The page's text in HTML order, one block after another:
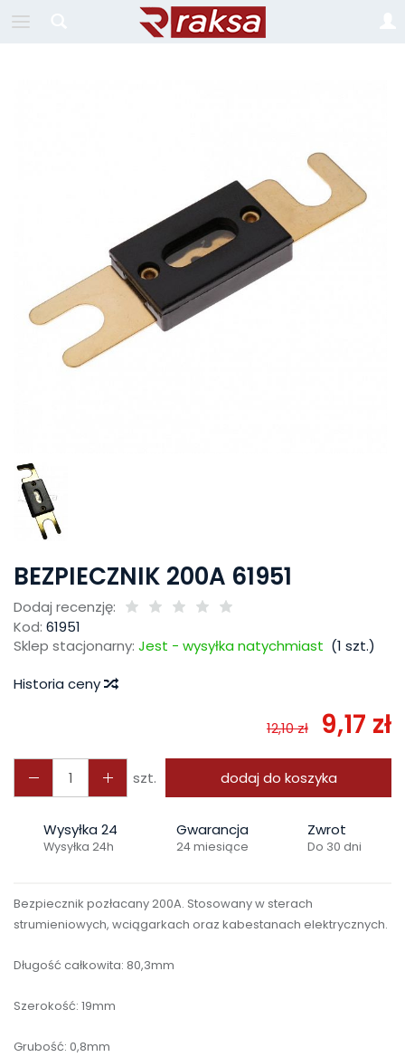
BEZPIECZNIK 200A 61951
Dodaj recenzję:
Kod: 61951
Sklep stacjonarny: Jest - wysyłka natychmiast (1 szt.)
Historia ceny
12,10 zł 9,17 zł
szt. dodaj do koszyka
Wysyłka 24
Wysyłka 24h
Gwarancja
24 miesiące
Zwrot
Do 30 dni
Bezpiecznik pozłacany 200A. Stosowany w sterach
strumieniowych, wciągarkach oraz kabestanach elektrycznych.
Długość całkowita: 80,3mm
Szerokość: 19mm
Grubość: 0,8mm